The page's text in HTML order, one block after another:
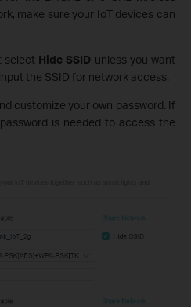
make sure your IoT devices can
select Hide SSID unless you want
the SSID for network access.
customize your own password. If
is needed to access the